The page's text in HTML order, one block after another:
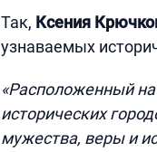
Так, Ксения
узнаваемых
«Расположенный
исторических
мужества, веры и